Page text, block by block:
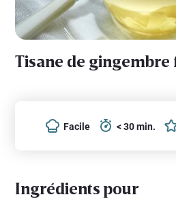
Tisane de gingembre
Facile < 30 min.
Ingrédients pour